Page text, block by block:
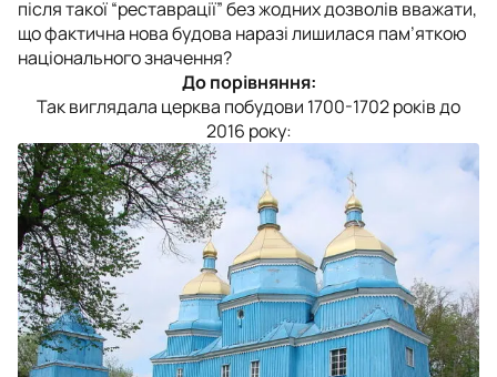
після такої “реставрації” без жодних дозволів вважати,
що фактична нова будова наразі лишилася пам’яткою
національного значення?
До порівняння:
Так виглядала церква побудови 1700-1702 років до
2016 року: